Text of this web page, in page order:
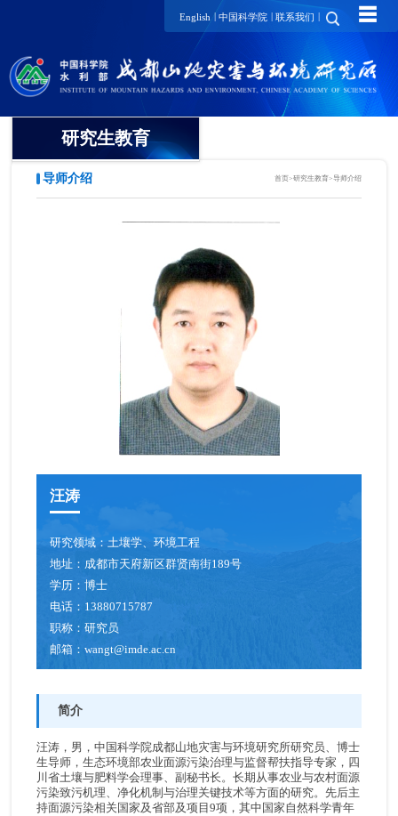
English | 中国科学院 | 联系我们 | ☰
研究生教育
招生动态
培养动态
导师介绍 首页>研究生教育>导师介绍
汪涛
研究领域： 土壤学、环境工程
地址： 成都市天府新区群贤南街189号
学历：博士
电话： 13880715787
职称：研究员
邮箱：wangt@imde.ac.cn
简介
汪涛，男，中国科学院成都山地灾害与环境研究所研究员、博士
生导师，生态环境部农业面源污染治理与监督帮扶指导专家，四
川省土壤与肥料学会理事、副秘书长。长期从事农业与农村面源
污染致污机理、净化机制与治理关键技术等方面的研究。先后主
持面源污染相关国家及省部及项目9项，其中国家自然科学青年